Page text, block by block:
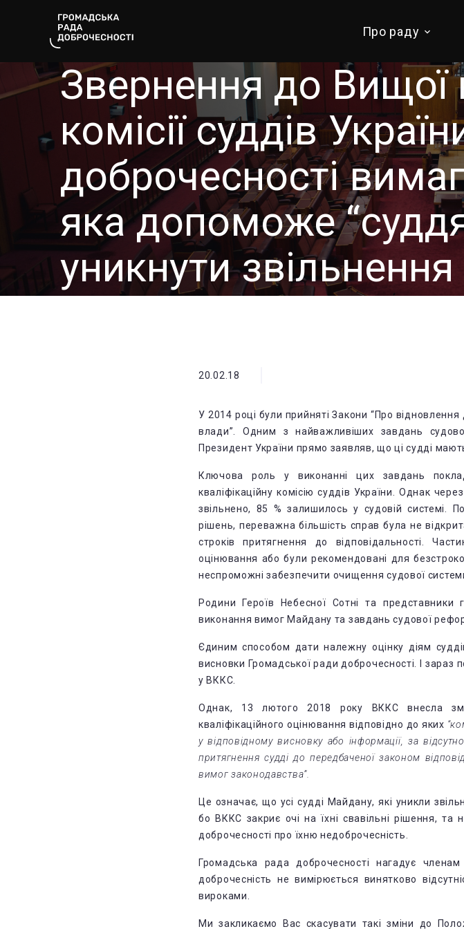
Про раду
Звернення до Вищої
комісії суддів
доброчесності
яка допоможе
уникнути звільнення
20.02.18
У 2014 році були прийняті Закони “Про
влади”. Одним з найважливіших завдань
Президент України прямо заявляв, що ці судді
Ключова роль у виконанні цих завдань
кваліфікаційну комісію суддів України. Однак
звільнено, 85 % залишилось у судовій системі.
рішень, переважна більшість справ була не
строків притягнення до відповідальності.
оцінювання або були рекомендовані для
неспроможні забезпечити очищення судової
Родини Героїв Небесної Сотні та
виконання вимог Майдану та завдань судової
Єдиним способом дати належну оцінку діям
висновки Громадської ради доброчесності. І
у ВККС.
Однак, 13 лютого 2018 року ВККС внесла
кваліфікаційного оцінювання відповідно до яких
у відповідному висновку або інформації, за
притягнення судді до передбаченої законом
вимог законодавства”
Це означає, що усі судді Майдану, які уникли
бо ВККС закриє очі на їхні свавільні рішення,
доброчесності про їхню недоброчесність.
Громадська рада доброчесності нагадує членам
доброчесність не вимірюється винятково
вироками.
Ми закликаємо Вас скасувати такі зміни до